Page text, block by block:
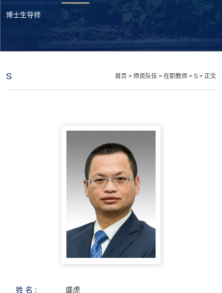
博士生导师
S 首页 > 师资队伍 >在职教师 >S > 正文
姓 名 :
盛虎